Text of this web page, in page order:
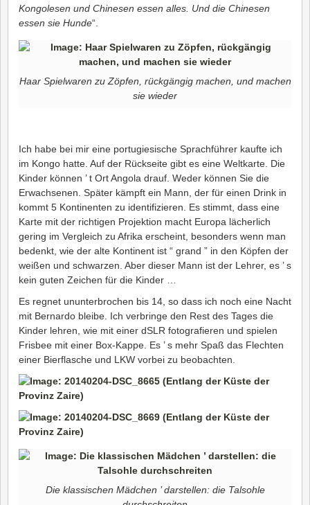
Kongolesen und Chinesen essen alles. Und die Chinesen
essen sie Hunde“.
Haar Spielwaren zu Zöpfen, rückgängig machen, und machen
sie wieder
Ich habe bei mir eine portugiesische Sprachführer kaufte ich
im Kongo hatte. Auf der Rückseite gibt es eine Weltkarte. Die
Kinder können ’ t Ort Angola drauf. Weder können Sie die
Erwachsenen. Später kämpft ein Mann, der für einen Drink in
kommt 5 Kontinenten zu identifizieren. Es stimmt, dass eine
Karte mit der richtigen Projektion macht Europa lächerlich
gering im Vergleich zu Afrika erscheint, besonders wenn man
bedenkt, wie der alte Kontinent ist “ grand ” in den Köpfen der
weißen und schwarzen. Aber dieser Mann ist der Lehrer, es ’ s
kein guten Zeichen für die Kinder …
Es regnet ununterbrochen bis 14, so dass ich noch eine Nacht
mit Bernardo bleibe. Ich verbringe den Rest des Tages die
Kinder lehren, wie mit einer dSLR fotografieren und spielen
Frisbee mit einer Box-Kappe. Es ’ s mehr Spaß das Flechten
einer Bierflasche und LKW vorbei zu beobachten.
Die klassischen Mädchen ’ darstellen: die Talsohle